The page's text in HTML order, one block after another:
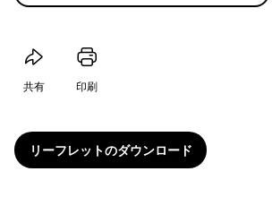
共有 印刷
リーフレットのダウンロード